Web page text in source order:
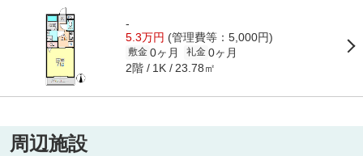
-
5.3万円 (管理費等：5,000円)
敷金 0ヶ月 礼金 0ヶ月
2階 1K 23.78㎡
周辺施設